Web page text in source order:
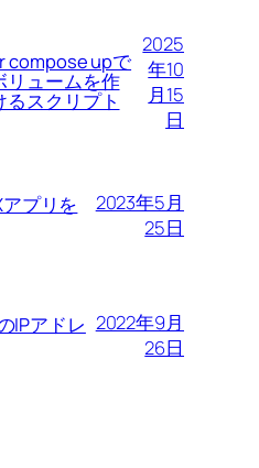
compose upで
リュームを作
スクリプト
2025
年10
月15
日
プリを
2023年5月
25日
IPアドレ 2022年9月
26日